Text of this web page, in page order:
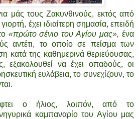
μάς τους Ζακυνθινούς, εκτός από
έχει ιδιαίτερη σημασία, επειδή
«πρώτο σένιο του Αγίου μας», ένα
αντέτι, το οποίο σε πείσμα των
κατά της καθημερινά θεριεύουσας,
εξακολουθεί να έχει οπαδούς, οι
ευλάβεια, το συνεχίζουν, το
ο ήλιος, λοιπόν, από το
καμπαναρίο του Αγίου μας